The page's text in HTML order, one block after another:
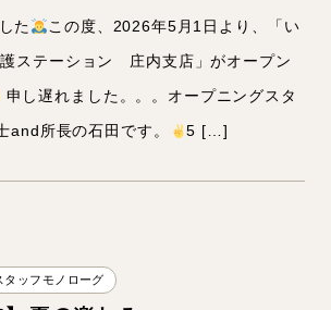
た
この度、2026年5月1日より、「い
ステーション 庄内支店」がオープン
申し遅れました。。。オープニングスタ
and所長の石田です。
5 […]
タッフモノローグ